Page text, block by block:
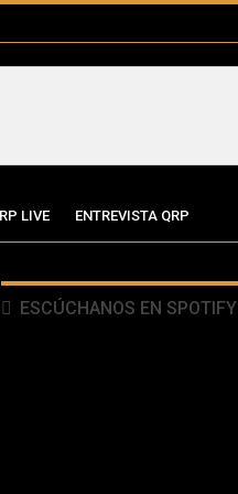
LIVE ENTREVISTA QRP
ESCÚCHANOS EN SPOTIFY